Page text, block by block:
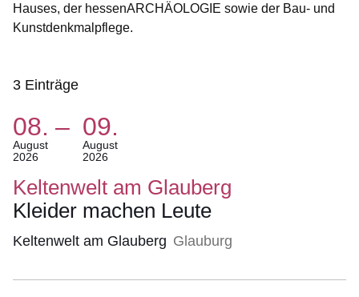
Hauses, der hessenARCHÄOLOGIE sowie der Bau- und
Kunstdenkmalpflege.
3 Einträge
Ergebnisse
08.
August
2026
– 09.
August
2026
(Termin:
08.
August
2026
Bis
09.
2026)
Keltenwelt am Glauberg
Kleider machen Leute
Keltenwelt am Glauberg Glauburg